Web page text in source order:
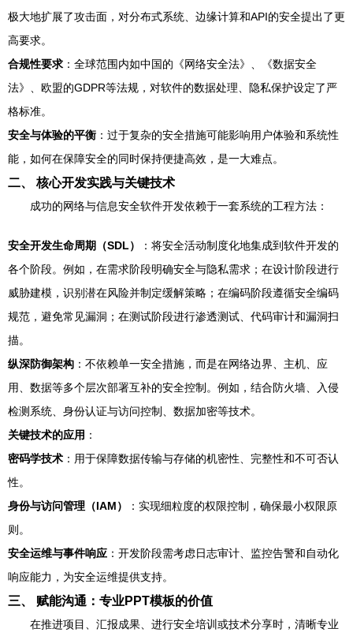
极大地扩展了攻击面，对分布式系统、边缘计算和API的安全提出了更
高要求。
合规性要求 ：全球范围内如中国的《网络安全法》、《数据安全
法》、欧盟的GDPR等法规，对软件的数据处理、隐私保护设定了严
格标准。
安全与体验的平衡 ：过于复杂的安全措施可能影响用户体验和系统性
能，如何在保障安全的同时保持便捷高效，是一大难点。
二、 核心开发实践与关键技术
成功的网络与信息安全软件开发依赖于一套系统的工程方法：
安全开发生命周期（SDL）
：将安全活动制度化地集成到软件开发的
各个阶段。例如，在需求阶段明确安全与隐私需求；在设计阶段进行
威胁建模，识别潜在风险并制定缓解策略；在编码阶段遵循安全编码
规范，避免常见漏洞；在测试阶段进行渗透测试、代码审计和漏洞扫
描。
纵深防御架构 ：不依赖单一安全措施，而是在网络边界、主机、应
用、数据等多个层次部署互补的安全控制。例如，结合防火墙、入侵
检测系统、身份认证与访问控制、数据加密等技术。
关键技术的应用 ：
密码学技术 ：用于保障数据传输与存储的机密性、完整性和不可否认
性。
身份与访问管理（IAM）
：实现细粒度的权限控制，确保最小权限原
则。
安全运维与事件响应 ：开发阶段需考虑日志审计、监控告警和自动化
响应能力，为安全运维提供支持。
三、 赋能沟通：专业PPT模板的价值
在推进项目、汇报成果、进行安全培训或技术分享时，清晰专业